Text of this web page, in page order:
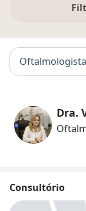
Oftalmologista
Consultório